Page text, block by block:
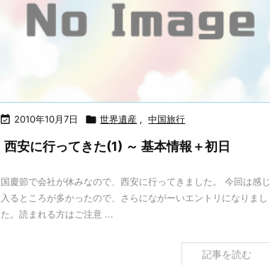
 2010年10月7日  世界遺産 , 中国旅行
西安に行ってきた(1) ～ 基本情報＋初日
国慶節で会社が休みなので、西安に行ってきました。 今回は感じ
入るところが多かったので、さらにながーいエントリになりまし
た。読まれる方はご注意 ...
記事を読む